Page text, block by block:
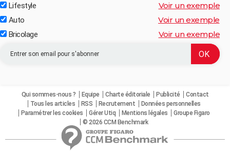
Lifestyle Voir un exemple
Auto Voir un exemple
Bricolage Voir un exemple
Qui sommes-nous ? Equipe Charte éditoriale Publicité
Contact
Tous les articles
RSS Recrutement
Données personnelles
Paramétrer les cookies
Gérer Utiq Mentions légales
Groupe Figaro
© 2026 CCM Benchmark